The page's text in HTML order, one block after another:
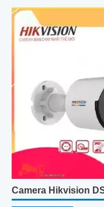
Camera Hikvision